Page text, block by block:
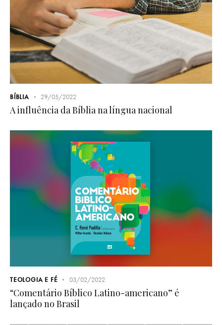
BÍBLIA 29/05/2022
A influência da Bíblia na língua nacional
TEOLOGIA E FÉ 03/02/2022
“Comentário Bíblico Latino-americano” é
lançado no Brasil